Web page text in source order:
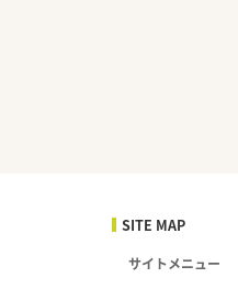
SITE MAP
サイトメニュー